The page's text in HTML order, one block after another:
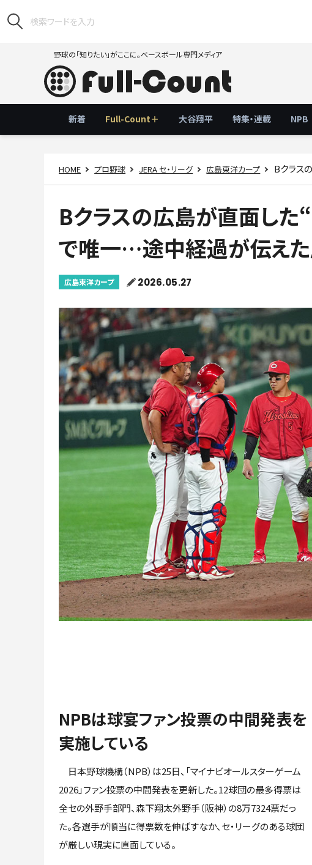
野球の「知りたい」がここに。ベースボール専門メディア
新着 Full-Count＋ 大谷翔平 特集・連載 NPB
HOME プロ野球 JERA セ・リーグ 広島東洋カープ Bクラスの
Bクラスの広島が直面し
で唯一…途中経過が伝え
広島東洋カープ 2026.05.27
NPBは球宴ファン投票の中間発表を
実施している
日本野球機構（NPB）は25日、「マイナビオールスターゲーム
2026」ファン投票の中間発表を更新した。12球団の最多得票は
全セの外野手部門、森下翔太外野手（阪神）の8万7324票だっ
た。各選手が順当に得票数を伸ばすなか、セ・リーグのある球団
が厳しい現実に直面している。